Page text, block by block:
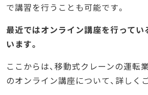
で講習を行うことも可能です。
最近ではオンライン講座を行ってい
います。
ここからは、移動式クレーンの運転
のオンライン講座について、詳しく